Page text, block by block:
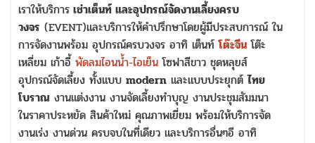
เราให้บริการ เช่าเต็นท์ และอุปกรณ์จัดงานเลี้ยงครบ
วงจร (EVENT)และบริการให้คำปรึกษาโดยผู้มีประสบการณ์ ใน
การจัดงานพร้อม อุปกรณ์ครบวงจร อาทิ เต็นท์โต๊ะจีน โต๊ะ
เหลี่ยม เก้าอี้ พัดลมไอนน้ำ-ไอเย็น โซฟาสีขาว ชุดหลุยส์
อุปกรณ์จัดเลี้ยง ทั้งแบบ modern และแบบประยุกต์ไทย
โบราณ งานแต่งงาน งานจัดเลี้ยงทำบุญ งานประชุมสัมมนา
ในราคาประหยัด สินค้าใหม่ คุณภาพเยี่ยม พร้อมให้บริการจัด
งานเร่ง งานด่วน ครบจบในที่เดียว และบริการอื่นๆอี อาทิ